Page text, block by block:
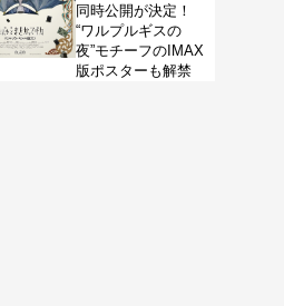
同時公開が決定！
“ワルプルギスの
夜”モチーフのIMAX
版ポスターも解禁